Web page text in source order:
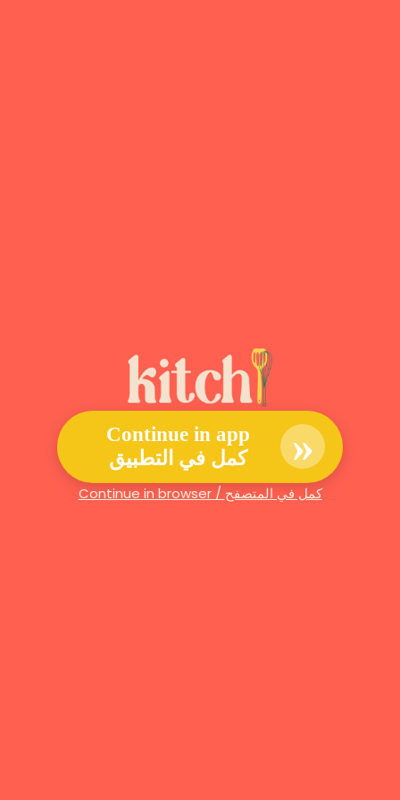
Continue in app
كمل في التطبيق
»
Continue in browser / كمل في المتصفح